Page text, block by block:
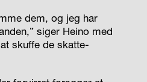
dem, og jeg har
siger Heino med
skuffe de skatte-